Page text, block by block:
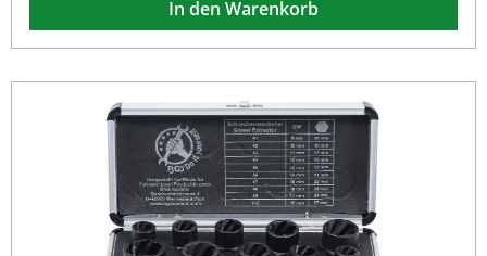
Widerstandsfähigkeit im täglichen Werkstatteinsatz.
Spiralprofil greift sicher in beschädigte Schraubenköpfe
Gefertigt aus hochwertigem Chrom-Molybdän-Stahl
Ratschen Brünierte, schwarze Oberfläche für
Korrosionsschutz Perfekt geeignet für Werkstatt, Montage
und Reparatur Lieferumfang: 1x BGS Spiral-Profil-
Steckschlüssel-Einsatz SW 17 mm
In den Warenkorb